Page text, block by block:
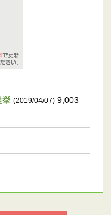
挙 (2019/04/07) 9,003